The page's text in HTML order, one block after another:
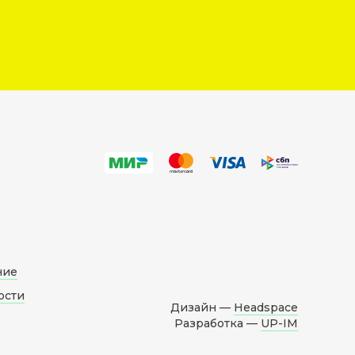
Дизайн — Headspace
Разработка — UP-IM